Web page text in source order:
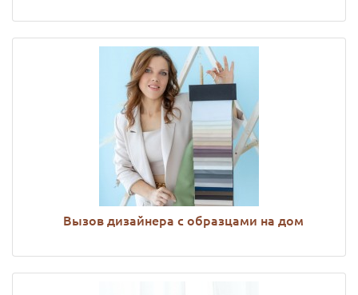
Вызов дизайнера с образцами на дом